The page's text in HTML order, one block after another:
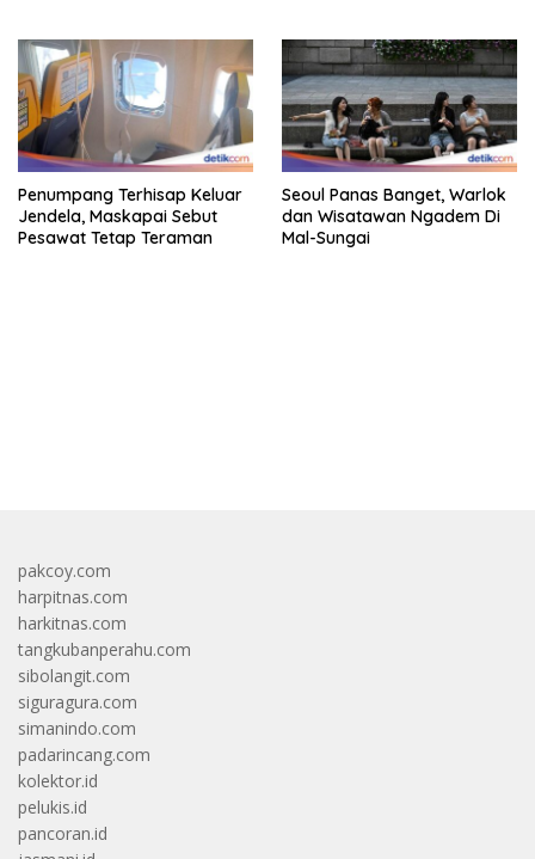
Penumpang Terhisap Keluar
Jendela, Maskapai Sebut
Pesawat Tetap Teraman
Seoul Panas Banget, Warlok
dan Wisatawan Ngadem Di
Mal-Sungai
pakcoy.com
harpitnas.com
harkitnas.com
tangkubanperahu.com
sibolangit.com
siguragura.com
simanindo.com
padarincang.com
kolektor.id
pelukis.id
pancoran.id